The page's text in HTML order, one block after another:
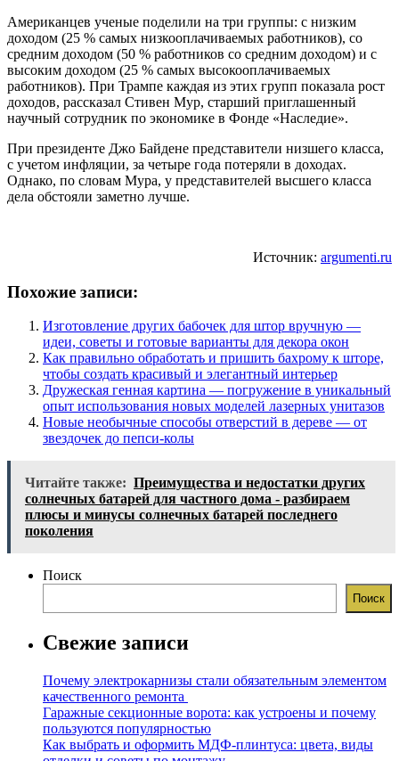
Американцев ученые поделили на три группы: с низким
доходом (25 % самых низкооплачиваемых работников), со
средним доходом (50 % работников со средним доходом) и с
высоким доходом (25 % самых высокооплачиваемых
работников). При Трампе каждая из этих групп показала рост
доходов, рассказал Стивен Мур, старший приглашенный
научный сотрудник по экономике в Фонде «Наследие».
При президенте Джо Байдене представители низшего класса,
с учетом инфляции, за четыре года потеряли в доходах.
Однако, по словам Мура, у представителей высшего класса
дела обстояли заметно лучше.
Источник: argumenti.ru
Похожие записи:
Изготовление других бабочек для штор вручную —
идеи, советы и готовые варианты для декора окон
Как правильно обработать и пришить бахрому к шторе,
чтобы создать красивый и элегантный интерьер
Дружеская генная картина — погружение в уникальный
опыт использования новых моделей лазерных унитазов
Новые необычные способы отверстий в дереве — от
звездочек до пепси-колы
Читайте также: Преимущества и недостатки других
солнечных батарей для частного дома - разбираем
плюсы и минусы солнечных батарей последнего
поколения
Поиск
Поиск
Свежие записи
Почему электрокарнизы стали обязательным элементом
качественного ремонта
Гаражные секционные ворота: как устроены и почему
пользуются популярностью
Как выбрать и оформить МДФ-плинтуса: цвета, виды